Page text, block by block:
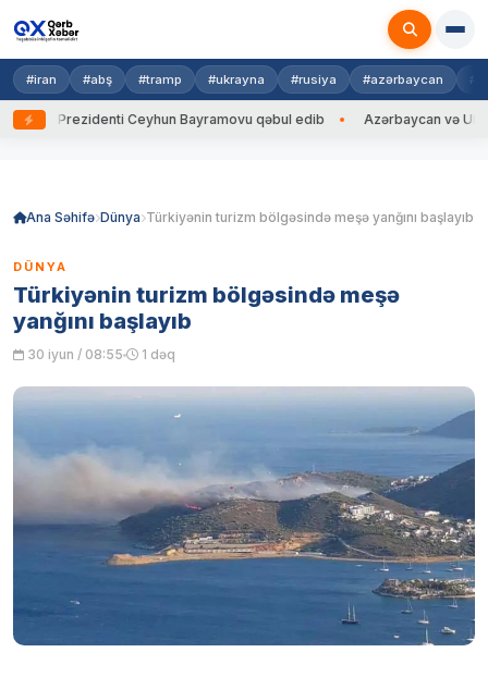
#iran #abş #tramp #ukrayna #rusiya #azərbaycan
Prezidenti Ceyhun Bayramovu qəbul edib Azərbaycan və
Ana Səhifə Dünya Türkiyənin turizm bölgəsində meşə yanğını başlayıb
DÜNYA
Türkiyənin turizm bölgəsində meşə
yanğını başlayıb
30 iyun / 08:55 1 dəq